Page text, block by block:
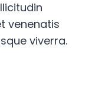
venenatis
viverra.